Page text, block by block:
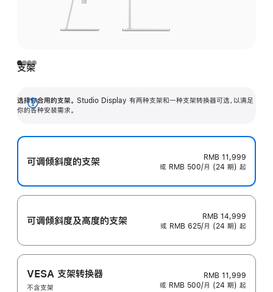
支架
选择你合用的支架。 Studio Display 有两种支架和一种支架转换器可选，以满足
你的各种安装需求。
展
可调倾斜度的支架
RMB 11,999
或 RMB 500/月 (24 期) 起
可调倾斜度及高‍度的支‍架
RMB 14,999
或 RMB 625/月 (24 期) 起
VESA 支架转换器
不含支架
RMB 11,999
或 RMB 500/月 (24 期) 起